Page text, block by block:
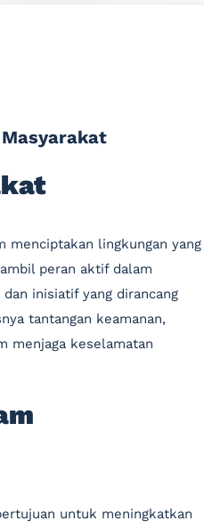
menciptakan lingkungan yang
peran aktif dalam
inisiatif yang dirancang
tantangan keamanan,
menjaga keselamatan
untuk meningkatkan